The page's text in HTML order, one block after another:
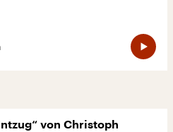
von Christoph